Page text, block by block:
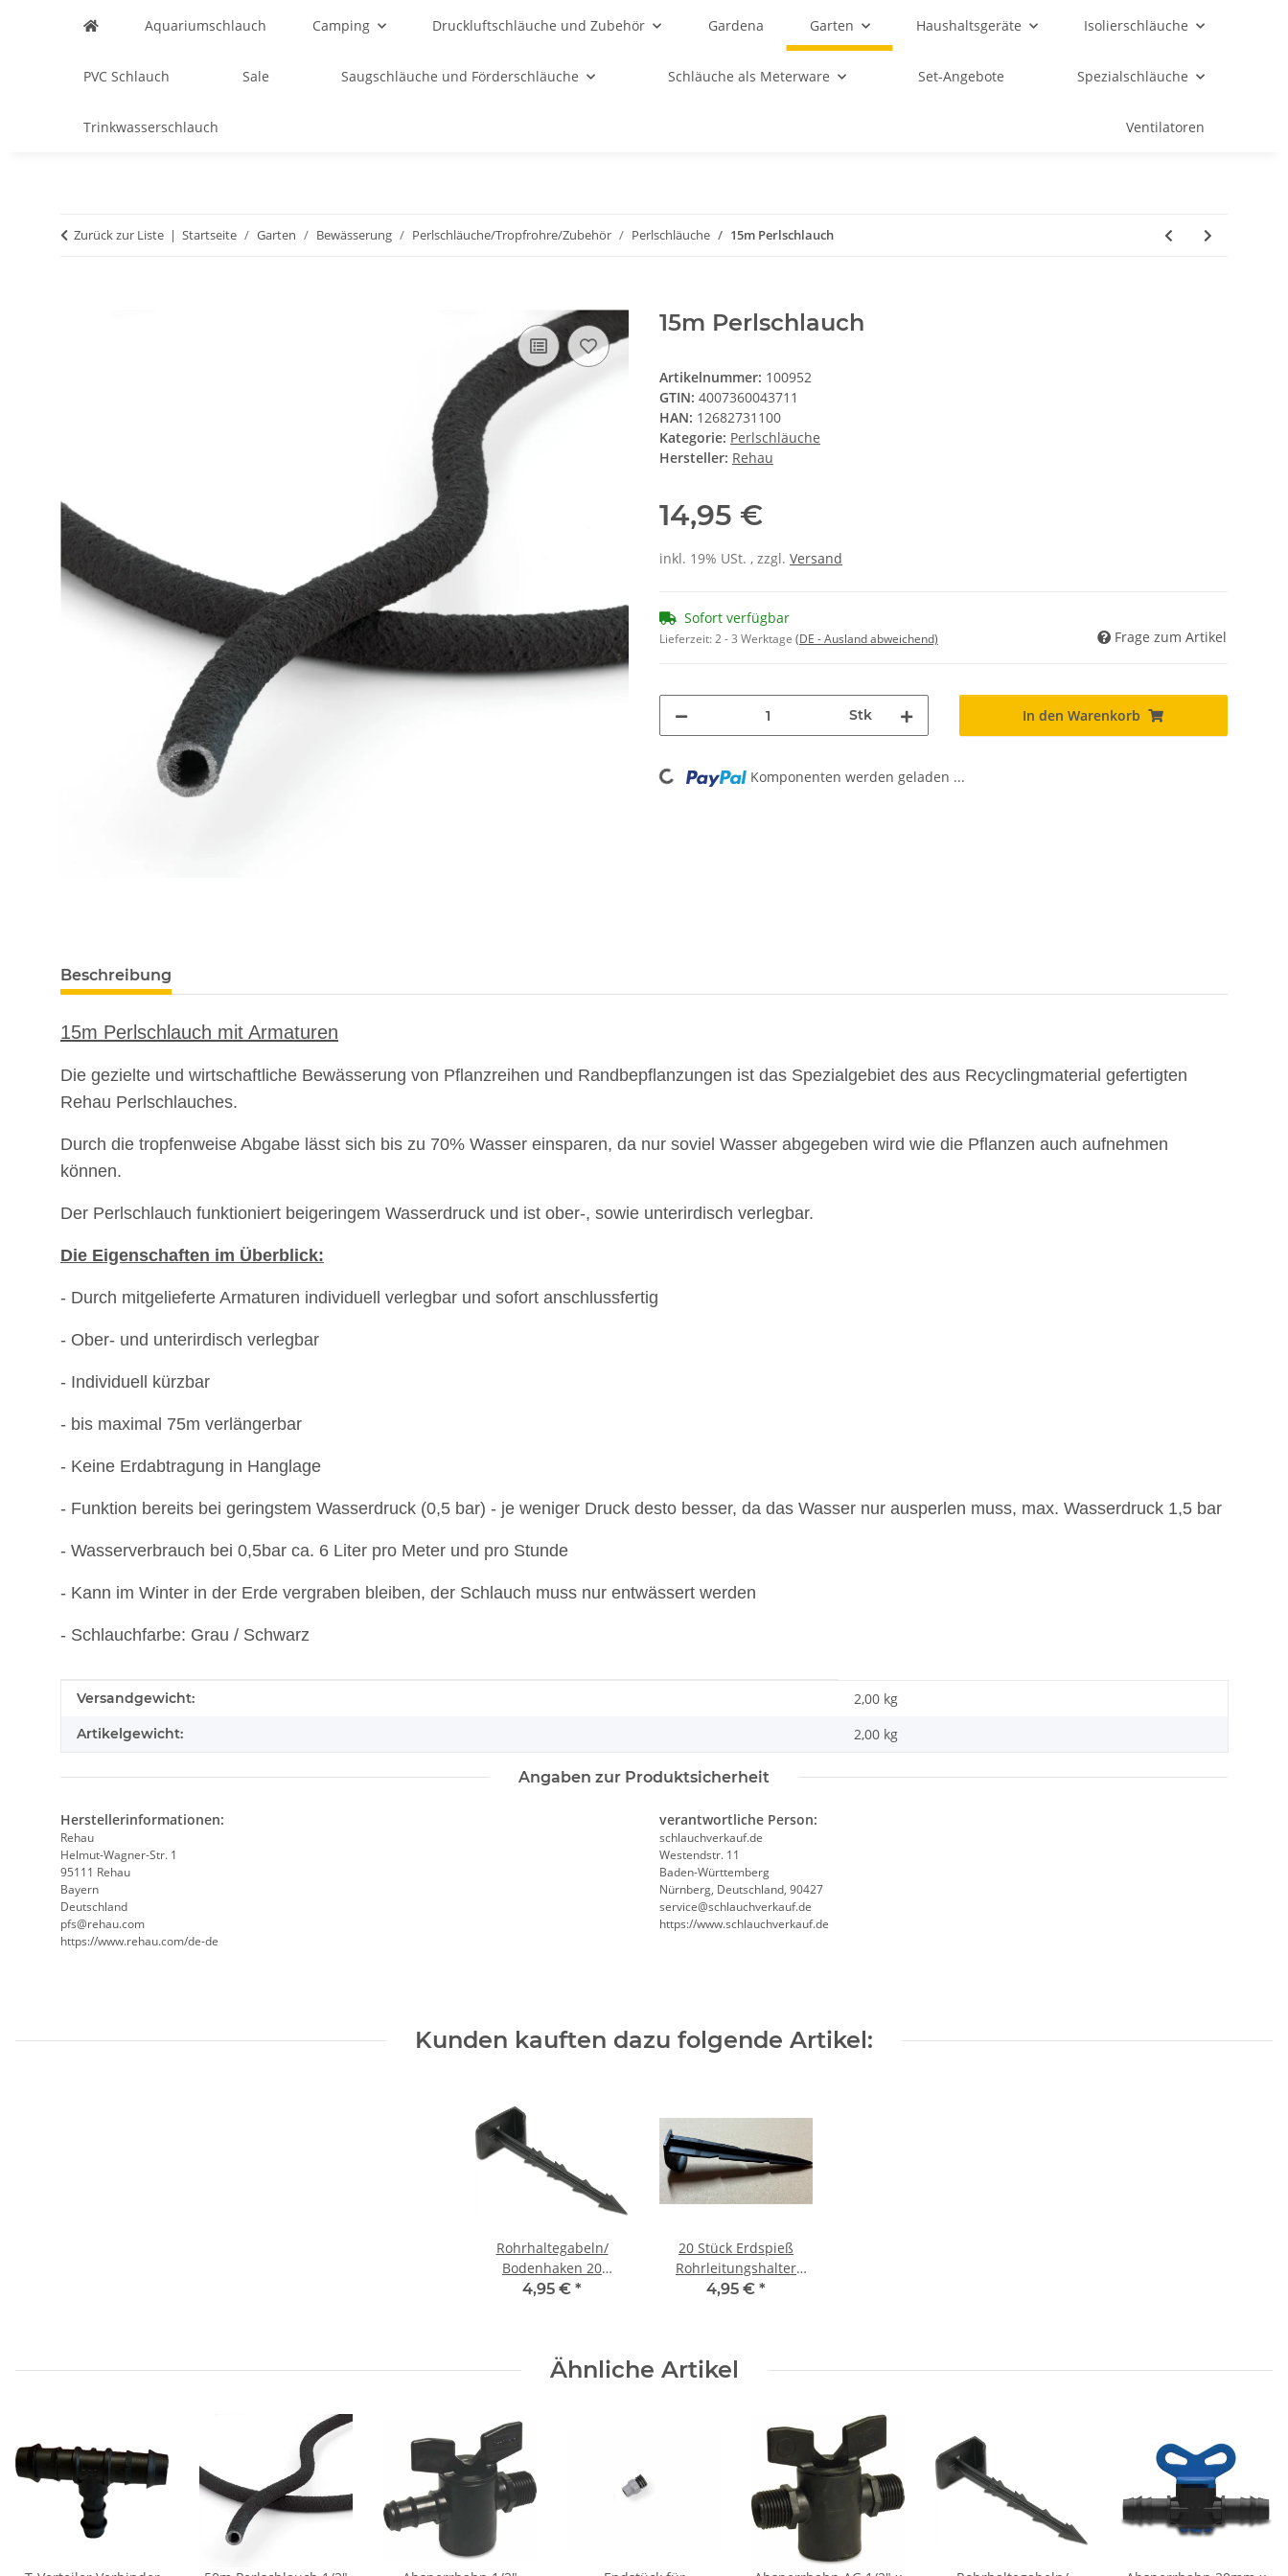
Aquariumschlauch Camping Druckluftschläuche und Zubehör Gardena Garten Haushaltsgeräte Isolierschläuche
PVC Schlauch Sale Saugschläuche und Förderschläuche Schläuche als Meterware Set-Angebote Spezialschläuche
Trinkwasserschlauch Ventilatoren
Zurück zur Liste Startseite Garten Bewässerung Perlschläuche/Tropfrohre/Zubehör Perlschläuche 15m Perlschlauch
15m Perlschlauch
Artikelnummer: 100952
GTIN: 4007360043711
HAN: 12682731100
Kategorie: Perlschläuche
Hersteller: Rehau
14,95 €
inkl. 19% USt. , zzgl. Versand
Sofort verfügbar
Lieferzeit:2 - 3 Werktage (DE - Ausland abweichend) Frage zum Artikel
Stk In den Warenkorb
Loading... Komponenten werden geladen ...
Beschreibung
15m Perlschlauch mit Armaturen
Die gezielte und wirtschaftliche Bewässerung von Pflanzreihen und Randbepflanzungen ist das Spezialgebiet des aus Recyclingmaterial gefertigten
Rehau Perlschlauches.
Durch die tropfenweise Abgabe lässt sich bis zu 70% Wasser einsparen, da nur soviel Wasser abgegeben wird wie die Pflanzen auch aufnehmen
können.
Der Perlschlauch funktioniert beigeringem Wasserdruck und ist ober-, sowie unterirdisch verlegbar.
Die Eigenschaften im Überblick:
- Durch mitgelieferte Armaturen individuell verlegbar und sofort anschlussfertig
- Ober- und unterirdisch verlegbar
- Individuell kürzbar
- bis maximal 75m verlängerbar
- Keine Erdabtragung in Hanglage
- Funktion bereits bei geringstem Wasserdruck (0,5 bar) - je weniger Druck desto besser, da das Wasser nur ausperlen muss, max. Wasserdruck 1,5 bar
- Wasserverbrauch bei 0,5bar ca. 6 Liter pro Meter und pro Stunde
- Kann im Winter in der Erde vergraben bleiben, der Schlauch muss nur entwässert werden
- Schlauchfarbe: Grau / Schwarz
Produkteigenschaft
Wert
Versandgewicht: 2,00 kg
Artikelgewicht: 2,00 kg
Angaben zur Produktsicherheit
Herstellerinformationen:
Rehau
Helmut-Wagner-Str. 1
95111 Rehau
Bayern
Deutschland
pfs@rehau.com
https://www.rehau.com/de-de
verantwortliche Person:
schlauchverkauf.de
Westendstr. 11
Baden-Württemberg
Nürnberg, Deutschland, 90427
service@schlauchverkauf.de
https://www.schlauchverkauf.de
Kunden kauften dazu folgende Artikel:
Rohrhaltegabeln/
Bodenhaken 20
Stückfür
4,95 € *
20 Stück Erdspieß
Rohrleitungshalter
20mm 14cm Länge
4,95 € *
Ähnliche Artikel